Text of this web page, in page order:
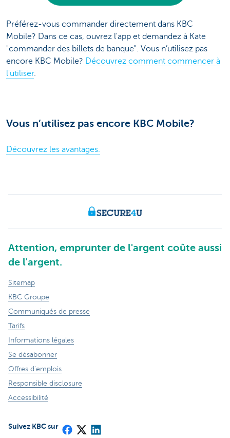
Préférez-vous commander directement dans KBC
Mobile? Dans ce cas, ouvrez l'app et demandez à Kate
"commander des billets de banque". Vous n’utilisez pas
encore KBC Mobile? Découvrez comment commencer à
l'utiliser.
Vous n’utilisez pas encore KBC Mobile?
Découvrez les avantages.
Attention, emprunter de l'argent coûte aussi
de l'argent.
Sitemap
KBC Groupe
Communiqués de presse
Tarifs
Informations légales
Se désabonner
Offres d'emplois
Responsible disclosure
Accessibilité
Suivez KBC sur